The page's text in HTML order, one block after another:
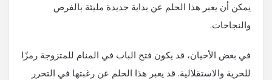
يمكن أن يعبر هذا الحلم عن بداية جديدة مليئة بالفرص
والنجاحات.
في بعض الأحيان، قد يكون فتح الباب في المنام للمتزوجة رمزًا
للحرية والاستقلالية. قد يعبر هذا الحلم عن رغبتها في التحرر